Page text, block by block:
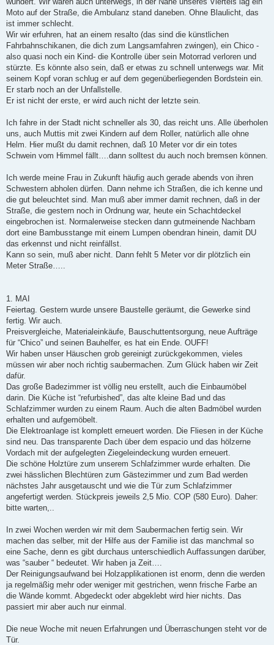
Moto auf der Straße, die Ambulanz stand daneben. Ohne Blaulicht, das
ist immer schlecht.
Wir wir erfuhren, hat an einem resalto (das sind die künstlichen
Fahrbahnschikanen, die dich zum Langsamfahren zwingen), ein Chico -
also quasi noch ein Kind- die Kontrolle über sein Motorrad verloren und
stürzte. Es könnte also sein, daß er etwas zu schnell unterwegs war. Mit
seinem Kopf voran schlug er auf dem gegenüberliegenden Bordstein ein.
Er starb noch an der Unfallstelle.
Er ist nicht der erste, er wird auch nicht der letzte sein.
Ich fahre in der Stadt nicht schneller als 30, das reicht uns. Alle überholen
uns, auch Muttis mit zwei Kindern auf dem Roller, natürlich alle ohne
Helm. Hier mußt du damit rechnen, daß 10 Meter vor dir ein totes
Schwein vom Himmel fällt….dann solltest du auch noch bremsen können.
Ich werde meine Frau in Zukunft häufig auch gerade abends von ihren
Schwestern abholen dürfen. Dann nehme ich Straßen, die ich kenne und
die gut beleuchtet sind. Man muß aber immer damit rechnen, daß in der
Straße, die gestern noch in Ordnung war, heute ein Schachtdeckel
eingebrochen ist. Normalerweise stecken dann gutmeinende Nachbarn
dort eine Bambusstange mit einem Lumpen obendran hinein, damit DU
das erkennst und nicht reinfällst.
Kann so sein, muß aber nicht. Dann fehlt 5 Meter vor dir plötzlich ein
Meter Straße…..
1. MAI
Feiertag. Gestern wurde unsere Baustelle geräumt, die Gewerke sind
fertig. Wir auch.
Preisvergleiche, Materialeinkäufe, Bauschuttentsorgung, neue Aufträge
für “Chico” und seinen Bauhelfer, es hat ein Ende. OUFF!
Wir haben unser Häuschen grob gereinigt zurückgekommen, vieles
müssen wir aber noch richtig saubermachen. Zum Glück haben wir Zeit
dafür.
Das große Badezimmer ist völlig neu erstellt, auch die Einbaumöbel
darin. Die Küche ist “refurbished”, das alte kleine Bad und das
Schlafzimmer wurden zu einem Raum. Auch die alten Badmöbel wurden
erhalten und aufgemöbelt.
Die Elektroanlage ist komplett erneuert worden. Die Fliesen in der Küche
sind neu. Das transparente Dach über dem espacio und das hölzerne
Vordach mit der aufgelegten Ziegeleindeckung wurden erneuert.
Die schöne Holztüre zum unserem Schlafzimmer wurde erhalten. Die
zwei hässlichen Blechtüren zum Gästezimmer und zum Bad werden
nächstes Jahr ausgetauscht und wie die Tür zum Schlafzimmer
angefertigt werden. Stückpreis jeweils 2,5 Mio. COP (580 Euro). Daher:
bitte warten,..
In zwei Wochen werden wir mit dem Saubermachen fertig sein. Wir
machen das selber, mit der Hilfe aus der Familie ist das manchmal so
eine Sache, denn es gibt durchaus unterschiedlich Auffassungen darüber,
was “sauber “ bedeutet. Wir haben ja Zeit….
Der Reinigungsaufwand bei Holzapplikationen ist enorm, denn die werden
ja regelmäßig mehr oder weniger mit gestrichen, wenn frische Farbe an
die Wände kommt. Abgedeckt oder abgeklebt wird hier nichts. Das
passiert mir aber auch nur einmal.
Die neue Woche mit neuen Erfahrungen und Überraschungen steht vor de
Tür.